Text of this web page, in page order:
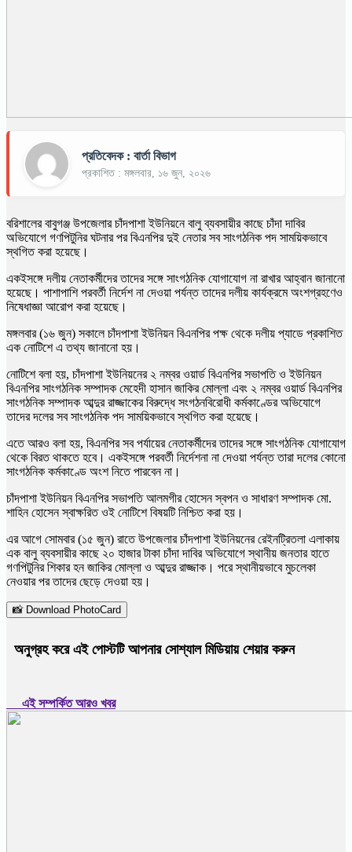
প্রতিবেদক : বার্তা বিভাগ
প্রকাশিত : মঙ্গলবার, ১৬ জুন, ২০২৬
বরিশালের বাবুগঞ্জ উপজেলার চাঁদপাশা ইউনিয়নে বালু ব্যবসায়ীর কাছে চাঁদা দাবির
অভিযোগে গণপিটুনির ঘটনার পর বিএনপির দুই নেতার সব সাংগঠনিক পদ সাময়িকভাবে
স্থগিত করা হয়েছে।
একইসঙ্গে দলীয় নেতাকর্মীদের তাদের সঙ্গে সাংগঠনিক যোগাযোগ না রাখার আহ্বান জানানো
হয়েছে। পাশাপাশি পরবর্তী নির্দেশ না দেওয়া পর্যন্ত তাদের দলীয় কার্যক্রমে অংশগ্রহণেও
নিষেধাজ্ঞা আরোপ করা হয়েছে।
মঙ্গলবার (১৬ জুন) সকালে চাঁদপাশা ইউনিয়ন বিএনপির পক্ষ থেকে দলীয় প্যাডে প্রকাশিত
এক নোটিশে এ তথ্য জানানো হয়।
নোটিশে বলা হয়, চাঁদপাশা ইউনিয়নের ২ নম্বর ওয়ার্ড বিএনপির সভাপতি ও ইউনিয়ন
বিএনপির সাংগঠনিক সম্পাদক মেহেদী হাসান জাকির মোল্লা এবং ২ নম্বর ওয়ার্ড বিএনপির
সাংগঠনিক সম্পাদক আব্দুর রাজ্জাকের বিরুদ্ধে সংগঠনবিরোধী কর্মকাণ্ডের অভিযোগে
তাদের দলের সব সাংগঠনিক পদ সাময়িকভাবে স্থগিত করা হয়েছে।
এতে আরও বলা হয়, বিএনপির সব পর্যায়ের নেতাকর্মীদের তাদের সঙ্গে সাংগঠনিক যোগাযোগ
থেকে বিরত থাকতে হবে। একইসঙ্গে পরবর্তী নির্দেশনা না দেওয়া পর্যন্ত তারা দলের কোনো
সাংগঠনিক কর্মকাণ্ডে অংশ নিতে পারবেন না।
চাঁদপাশা ইউনিয়ন বিএনপির সভাপতি আলমগীর হোসেন স্বপন ও সাধারণ সম্পাদক মো.
শাহিন হোসেন স্বাক্ষরিত ওই নোটিশে বিষয়টি নিশ্চিত করা হয়।
এর আগে সোমবার (১৫ জুন) রাতে উপজেলার চাঁদপাশা ইউনিয়নের রেইনট্রিতলা এলাকায়
এক বালু ব্যবসায়ীর কাছে ২০ হাজার টাকা চাঁদা দাবির অভিযোগে স্থানীয় জনতার হাতে
গণপিটুনির শিকার হন জাকির মোল্লা ও আব্দুর রাজ্জাক। পরে স্থানীয়ভাবে মুচলেকা
নেওয়ার পর তাদের ছেড়ে দেওয়া হয়।
📸 Download PhotoCard
অনুগ্রহ করে এই পোস্টটি আপনার সোশ্যাল মিডিয়ায় শেয়ার করুন
এই সম্পর্কিত আরও খবর